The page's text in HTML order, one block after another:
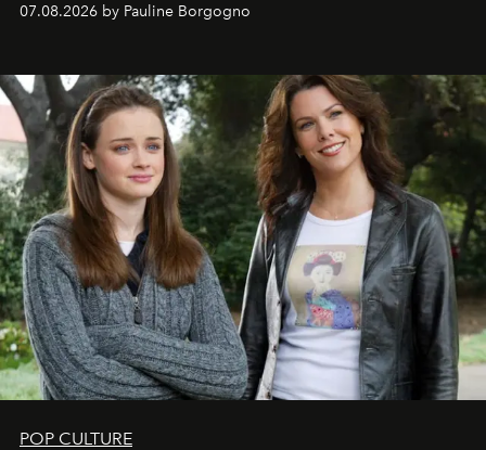
07.08.2026 by Pauline Borgogno
POP CULTURE